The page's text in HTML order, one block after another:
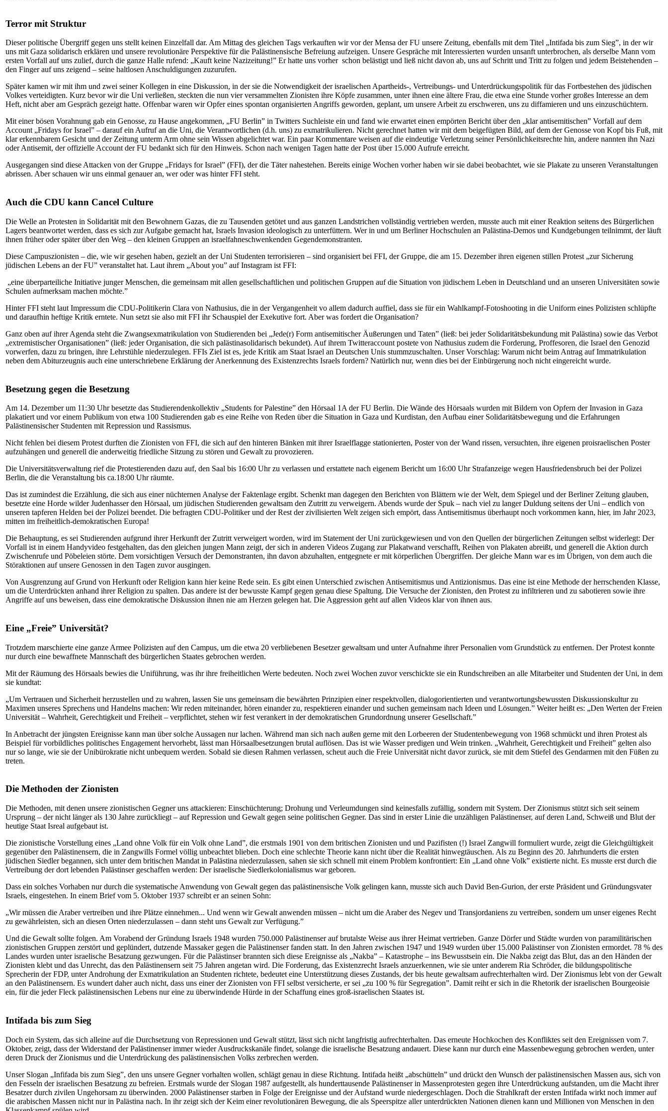
Terror mit Struktur
Dieser politische Übergriff gegen uns stellt keinen Einzelfall dar. Am Mittag des gleichen Tags verkauften wir vor der Mensa der FU unsere Zeitung, ebenfalls mit dem Titel „Intifada bis zum Sieg”, in der wir
uns mit Gaza solidarisch erklären und unsere revolutionäre Perspektive für die Palästinensische Befreiung aufzeigen. Unsere Gespräche mit Interessierten wurden unsanft unterbrochen, als derselbe Mann vom
ersten Vorfall auf uns zulief, durch die ganze Halle rufend: „Kauft keine Nazizeitung!” Er hatte uns vorher schon belästigt und ließ nicht davon ab, uns auf Schritt und Tritt zu folgen und jedem Beistehenden –
den Finger auf uns zeigend – seine haltlosen Anschuldigungen zuzurufen.
Später kamen wir mit ihm und zwei seiner Kollegen in eine Diskussion, in der sie die Notwendigkeit der israelischen Apartheids-, Vertreibungs- und Unterdrückungspolitik für das Fortbestehen des jüdischen
Volkes verteidigten. Kurz bevor wir die Uni verließen, steckten die nun vier versammelten Zionisten ihre Köpfe zusammen, unter ihnen eine ältere Frau, die etwa eine Stunde vorher großes Interesse an dem
Heft, nicht aber am Gespräch gezeigt hatte. Offenbar waren wir Opfer eines spontan organisierten Angriffs geworden, geplant, um unsere Arbeit zu erschweren, uns zu diffamieren und uns einzuschüchtern.
Mit einer bösen Vorahnung gab ein Genosse, zu Hause angekommen, „FU Berlin” in Twitters Suchleiste ein und fand wie erwartet einen empörten Bericht über den „klar antisemitischen” Vorfall auf dem
Account „Fridays for Israel” – darauf ein Aufruf an die Uni, die Verantwortlichen (d.h. uns) zu exmatrikulieren. Nicht gerechnet hatten wir mit dem beigefügten Bild, auf dem der Genosse von Kopf bis Fuß, mit
klar erkennbarem Gesicht und der Zeitung unterm Arm ohne sein Wissen abgelichtet war. Ein paar Kommentare weisen auf die eindeutige Verletzung seiner Persönlichkeitsrechte hin, andere nannten ihn Nazi
oder Antisemit, der offizielle Account der FU bedankt sich für den Hinweis. Schon nach wenigen Tagen hatte der Post über 15.000 Aufrufe erreicht.
Ausgegangen sind diese Attacken von der Gruppe „Fridays for Israel” (FFI), der die Täter nahestehen. Bereits einige Wochen vorher haben wir sie dabei beobachtet, wie sie Plakate zu unseren Veranstaltungen
abrissen. Aber schauen wir uns einmal genauer an, wer oder was hinter FFI steht.
Auch die CDU kann Cancel Culture
Die Welle an Protesten in Solidarität mit den Bewohnern Gazas, die zu Tausenden getötet und aus ganzen Landstrichen vollständig vertrieben werden, musste auch mit einer Reaktion seitens des Bürgerlichen
Lagers beantwortet werden, dass es sich zur Aufgabe gemacht hat, Israels Invasion ideologisch zu unterfüttern. Wer in und um Berliner Hochschulen an Palästina-Demos und Kundgebungen teilnimmt, der läuft
ihnen früher oder später über den Weg – den kleinen Gruppen an israelfahneschwenkenden Gegendemonstranten.
Diese Campuszionisten – die, wie wir gesehen haben, gezielt an der Uni Studenten terrorisieren – sind organisiert bei FFI, der Gruppe, die am 15. Dezember ihren eigenen stillen Protest „zur Sicherung
jüdischen Lebens an der FU” veranstaltet hat. Laut ihrem „About you” auf Instagram ist FFI:
„eine überparteiliche Initiative junger Menschen, die gemeinsam mit allen gesellschaftlichen und politischen Gruppen auf die Situation von jüdischem Leben in Deutschland und an unseren Universitäten sowie
Schulen aufmerksam machen möchte.”
Hinter FFI steht laut Impressum die CDU-Politikerin Clara von Nathusius, die in der Vergangenheit vo allem dadurch auffiel, dass sie für ein Wahlkampf-Fotoshooting in die Uniform eines Polizisten schlüpfte
und daraufhin heftige Kritik erntete. Nun setzt sie also mit FFI ihr Schauspiel der Exekutive fort. Aber was fordert die Organisation?
Ganz oben auf ihrer Agenda steht die Zwangsexmatrikulation von Studierenden bei „Jede(r) Form antisemitischer Äußerungen und Taten” (ließ: bei jeder Solidaritätsbekundung mit Palästina) sowie das Verbot
„extremistischer Organisationen” (ließ: jeder Organisation, die sich palästinasolidarisch bekundet). Auf ihrem Twitteraccount postete von Nathusius zudem die Forderung, Proffesoren, die Israel den Genozid
vorwerfen, dazu zu bringen, ihre Lehrstühle niederzulegen. FFIs Ziel ist es, jede Kritik am Staat Israel an Deutschen Unis stummzuschalten. Unser Vorschlag: Warum nicht beim Antrag auf Immatrikulation
neben dem Abiturzeugnis auch eine unterschriebene Erklärung der Anerkennung des Existenzrechts Israels fordern? Natürlich nur, wenn dies bei der Einbürgerung noch nicht eingereicht wurde.
Besetzung gegen die Besetzung
Am 14. Dezember um 11:30 Uhr besetzte das Studierendenkollektiv „Students for Palestine” den Hörsaal 1A der FU Berlin. Die Wände des Hörsaals wurden mit Bildern von Opfern der Invasion in Gaza
plakatiert und vor einem Publikum von etwa 100 Studierenden gab es eine Reihe von Reden über die Situation in Gaza und Kurdistan, den Aufbau einer Solidaritätsbewegung und die Erfahrungen
Palästinensischer Studenten mit Repression und Rassismus.
Nicht fehlen bei diesem Protest durften die Zionisten von FFI, die sich auf den hinteren Bänken mit ihrer Israelflagge stationierten, Poster von der Wand rissen, versuchten, ihre eigenen proisraelischen Poster
aufzuhängen und generell die anderweitig friedliche Sitzung zu stören und Gewalt zu provozieren.
Die Universitätsverwaltung rief die Protestierenden dazu auf, den Saal bis 16:00 Uhr zu verlassen und erstattete nach eigenem Bericht um 16:00 Uhr Strafanzeige wegen Hausfriedensbruch bei der Polizei
Berlin, die die Veranstaltung bis ca.18:00 Uhr räumte.
Das ist zumindest die Erzählung, die sich aus einer nüchternen Analyse der Faktenlage ergibt. Schenkt man dagegen den Berichten von Blättern wie der Welt, dem Spiegel und der Berliner Zeitung glauben,
besetzte eine Horde wilder Judenhasser den Hörsaal, um jüdischen Studierenden gewaltsam den Zutritt zu verweigern. Abends wurde der Spuk – nach viel zu langer Duldung seitens der Uni – endlich von
unseren tapferen Helden bei der Polizei beendet. Die befragten CDU-Politiker und der Rest der zivilisierten Welt zeigen sich empört, dass Antisemitismus überhaupt noch vorkommen kann, hier, im Jahr 2023,
mitten im freiheitlich-demokratischen Europa!
Die Behauptung, es sei Studierenden aufgrund ihrer Herkunft der Zutritt verweigert worden, wird im Statement der Uni zurückgewiesen und von den Quellen der bürgerlichen Zeitungen selbst widerlegt: Der
Vorfall ist in einem Handyvideo festgehalten, das den gleichen jungen Mann zeigt, der sich in anderen Videos Zugang zur Plakatwand verschafft, Reihen von Plakaten abreißt, und generell die Aktion durch
Zwischenrufe und Pöbeleien störte. Dem vorsichtigen Versuch der Demonstranten, ihn davon abzuhalten, entgegnete er mit körperlichen Übergriffen. Der gleiche Mann war es im Übrigen, von dem auch die
Störaktionen auf unsere Genossen in den Tagen zuvor ausgingen.
Von Ausgrenzung auf Grund von Herkunft oder Religion kann hier keine Rede sein. Es gibt einen Unterschied zwischen Antisemitismus und Antizionismus. Das eine ist eine Methode der herrschenden Klasse,
um die Unterdrückten anhand ihrer Religion zu spalten. Das andere ist der bewusste Kampf gegen genau diese Spaltung. Die Versuche der Zionisten, den Protest zu infiltrieren und zu sabotieren sowie ihre
Angriffe auf uns beweisen, dass eine demokratische Diskussion ihnen nie am Herzen gelegen hat. Die Aggression geht auf allen Videos klar von ihnen aus.
Eine „Freie” Universität?
Trotzdem marschierte eine ganze Armee Polizisten auf den Campus, um die etwa 20 verbliebenen Besetzer gewaltsam und unter Aufnahme ihrer Personalien vom Grundstück zu entfernen. Der Protest konnte
nur durch eine bewaffnete Mannschaft des bürgerlichen Staates gebrochen werden.
Mit der Räumung des Hörsaals bewies die Uniführung, was ihr ihre freiheitlichen Werte bedeuten. Noch zwei Wochen zuvor verschickte sie ein Rundschreiben an alle Mitarbeiter und Studenten der Uni, in dem
sie kundtat:
„Um Vertrauen und Sicherheit herzustellen und zu wahren, lassen Sie uns gemeinsam die bewährten Prinzipien einer respektvollen, dialogorientierten und verantwortungsbewussten Diskussionskultur zu
Maximen unseres Sprechens und Handelns machen: Wir reden miteinander, hören einander zu, respektieren einander und suchen gemeinsam nach Ideen und Lösungen.” Weiter heißt es: „Den Werten der Freien
Universität – Wahrheit, Gerechtigkeit und Freiheit – verpflichtet, stehen wir fest verankert in der demokratischen Grundordnung unserer Gesellschaft.”
In Anbetracht der jüngsten Ereignisse kann man über solche Aussagen nur lachen. Während man sich nach außen gerne mit den Lorbeeren der Studentenbewegung von 1968 schmückt und ihren Protest als
Beispiel für vorbildliches politisches Engagement hervorhebt, lässt man Hörsaalbesetzungen brutal auflösen. Das ist wie Wasser predigen und Wein trinken. „Wahrheit, Gerechtigkeit und Freiheit” gelten also
nur so lange, wie sie der Unibürokratie nicht unbequem werden. Sobald sie diesen Rahmen verlassen, scheut auch die Freie Universität nicht davor zurück, sie mit dem Stiefel des Gendarmen mit den Füßen zu
treten.
Die Methoden der Zionisten
Die Methoden, mit denen unsere zionistischen Gegner uns attackieren: Einschüchterung; Drohung und Verleumdungen sind keinesfalls zufällig, sondern mit System. Der Zionismus stützt sich seit seinem
Ursprung – der nicht länger als 130 Jahre zurückliegt – auf Repression und Gewalt gegen seine politischen Gegner. Das sind in erster Linie die unzähligen Palästinenser, auf deren Land, Schweiß und Blut der
heutige Staat Isreal aufgebaut ist.
Die zionistische Vorstellung eines „Land ohne Volk für ein Volk ohne Land”, die erstmals 1901 von dem britischen Zionisten und und Pazifisten (!) Israel Zangwill formuliert wurde, zeigt die Gleichgültigkeit
gegenüber den Palästinensern, die in Zangwills Formel völlig unbeachtet blieben. Doch eine schlechte Theorie kann nicht über die Realität hinwegtäuschen. Als zu Beginn des 20. Jahrhunderts die ersten
jüdischen Siedler begannen, sich unter dem britischen Mandat in Palästina niederzulassen, sahen sie sich schnell mit einem Problem konfrontiert: Ein „Land ohne Volk” existierte nicht. Es musste erst durch die
Vertreibung der dort lebenden Palästinser geschaffen werden: Der israelische Siedlerkolonialismus war geboren.
Dass ein solches Vorhaben nur durch die systematische Anwendung von Gewalt gegen das palästinensische Volk gelingen kann, musste sich auch David Ben-Gurion, der erste Präsident und Gründungsvater
Israels, eingestehen. In einem Brief vom 5. Oktober 1937 schreibt er an seinen Sohn:
„Wir müssen die Araber vertreiben und ihre Plätze einnehmen... Und wenn wir Gewalt anwenden müssen – nicht um die Araber des Negev und Transjordaniens zu vertreiben, sondern um unser eigenes Recht
zu gewährleisten, sich an diesen Orten niederzulassen – dann steht uns Gewalt zur Verfügung.”
Und die Gewalt sollte folgen. Am Vorabend der Gründung Israels 1948 wurden 750.000 Palästinenser auf brutalste Weise aus ihrer Heimat vertrieben. Ganze Dörfer und Städte wurden von paramilitärischen
zionistischen Gruppen zerstört und geplündert, dutzende Massaker gegen die Palästinenser fanden statt. In den Jahren zwischen 1947 und 1949 wurden über 15.000 Palästinser von Zionisten ermordet. 78 % des
Landes wurden unter israelische Besatzung gezwungen. Für die Palästinser brannten sich diese Ereignisse als „Nakba” – Katastrophe – ins Bewusstsein ein. Die Nakba zeigt das Blut, das an den Händen der
Zionisten klebt und das Unrecht, das den Palästinensern seit 75 Jahren angetan wird. Die Forderung, das Existenzrecht Israels anzuerkennen, wie sie unter anderem Ria Schröder, die bildungspolitische
Sprecherin der FDP, unter Androhung der Exmatrikulation an Studenten richtete, bedeutet eine Unterstützung dieses Zustands, der bis heute gewaltsam aufrechterhalten wird. Der Zionismus lebt von der Gewalt
an den Palästinensern. Es wundert daher auch nicht, dass uns einer der Zionisten von FFI selbst versicherte, er sei „zu 100 % für Segregation”. Damit reiht er sich in die Rhetorik der israelischen Bourgeoisie
ein, für die jeder Fleck palästinensischen Lebens nur eine zu überwindende Hürde in der Schaffung eines groß-israelischen Staates ist.
Intifada bis zum Sieg
Doch ein System, das sich alleine auf die Durchsetzung von Repressionen und Gewalt stützt, lässt sich nicht langfristig aufrechterhalten. Das erneute Hochkochen des Konfliktes seit den Ereignissen vom 7.
Oktober, zeigt, dass der Widerstand der Palästinenser immer wieder Ausdruckskanäle findet, solange die israelische Besatzung andauert. Diese kann nur durch eine Massenbewegung gebrochen werden, unter
deren Druck der Zionismus und die Unterdrückung des palästinensischen Volks zerbrechen werden.
Unser Slogan „Infifada bis zum Sieg”, den uns unsere Gegner vorhalten wollen, schlägt genau in diese Richtung. Intifada heißt „abschütteln” und drückt den Wunsch der palästinensischen Massen aus, sich von
den Fesseln der israelischen Besatzung zu befreien. Erstmals wurde der Slogan 1987 aufgestellt, als hunderttausende Palästinenser in Massenprotesten gegen ihre Unterdrückung aufstanden, um die Macht ihrer
Besatzer durch zivilen Ungehorsam zu überwinden. 2000 Palästinenser starben in Folge der Ereignisse und der Aufstand wurde niedergeschlagen. Doch die Strahlkraft der ersten Intifada wirkt noch immer auf
die arabischen Massen nicht nur in Palästina nach. In ihr zeigt sich der Keim einer revolutionären Bewegung, die als Speerspitze aller unterdrückten Nationen dienen kann und Millionen von Menschen in den